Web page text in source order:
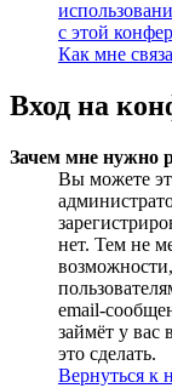
с этой
Как мне
Вход на
Зачем мне нужно
Вы можете
нет. Тем не
email-
займёт у вас
это сделать.
Вернуться к